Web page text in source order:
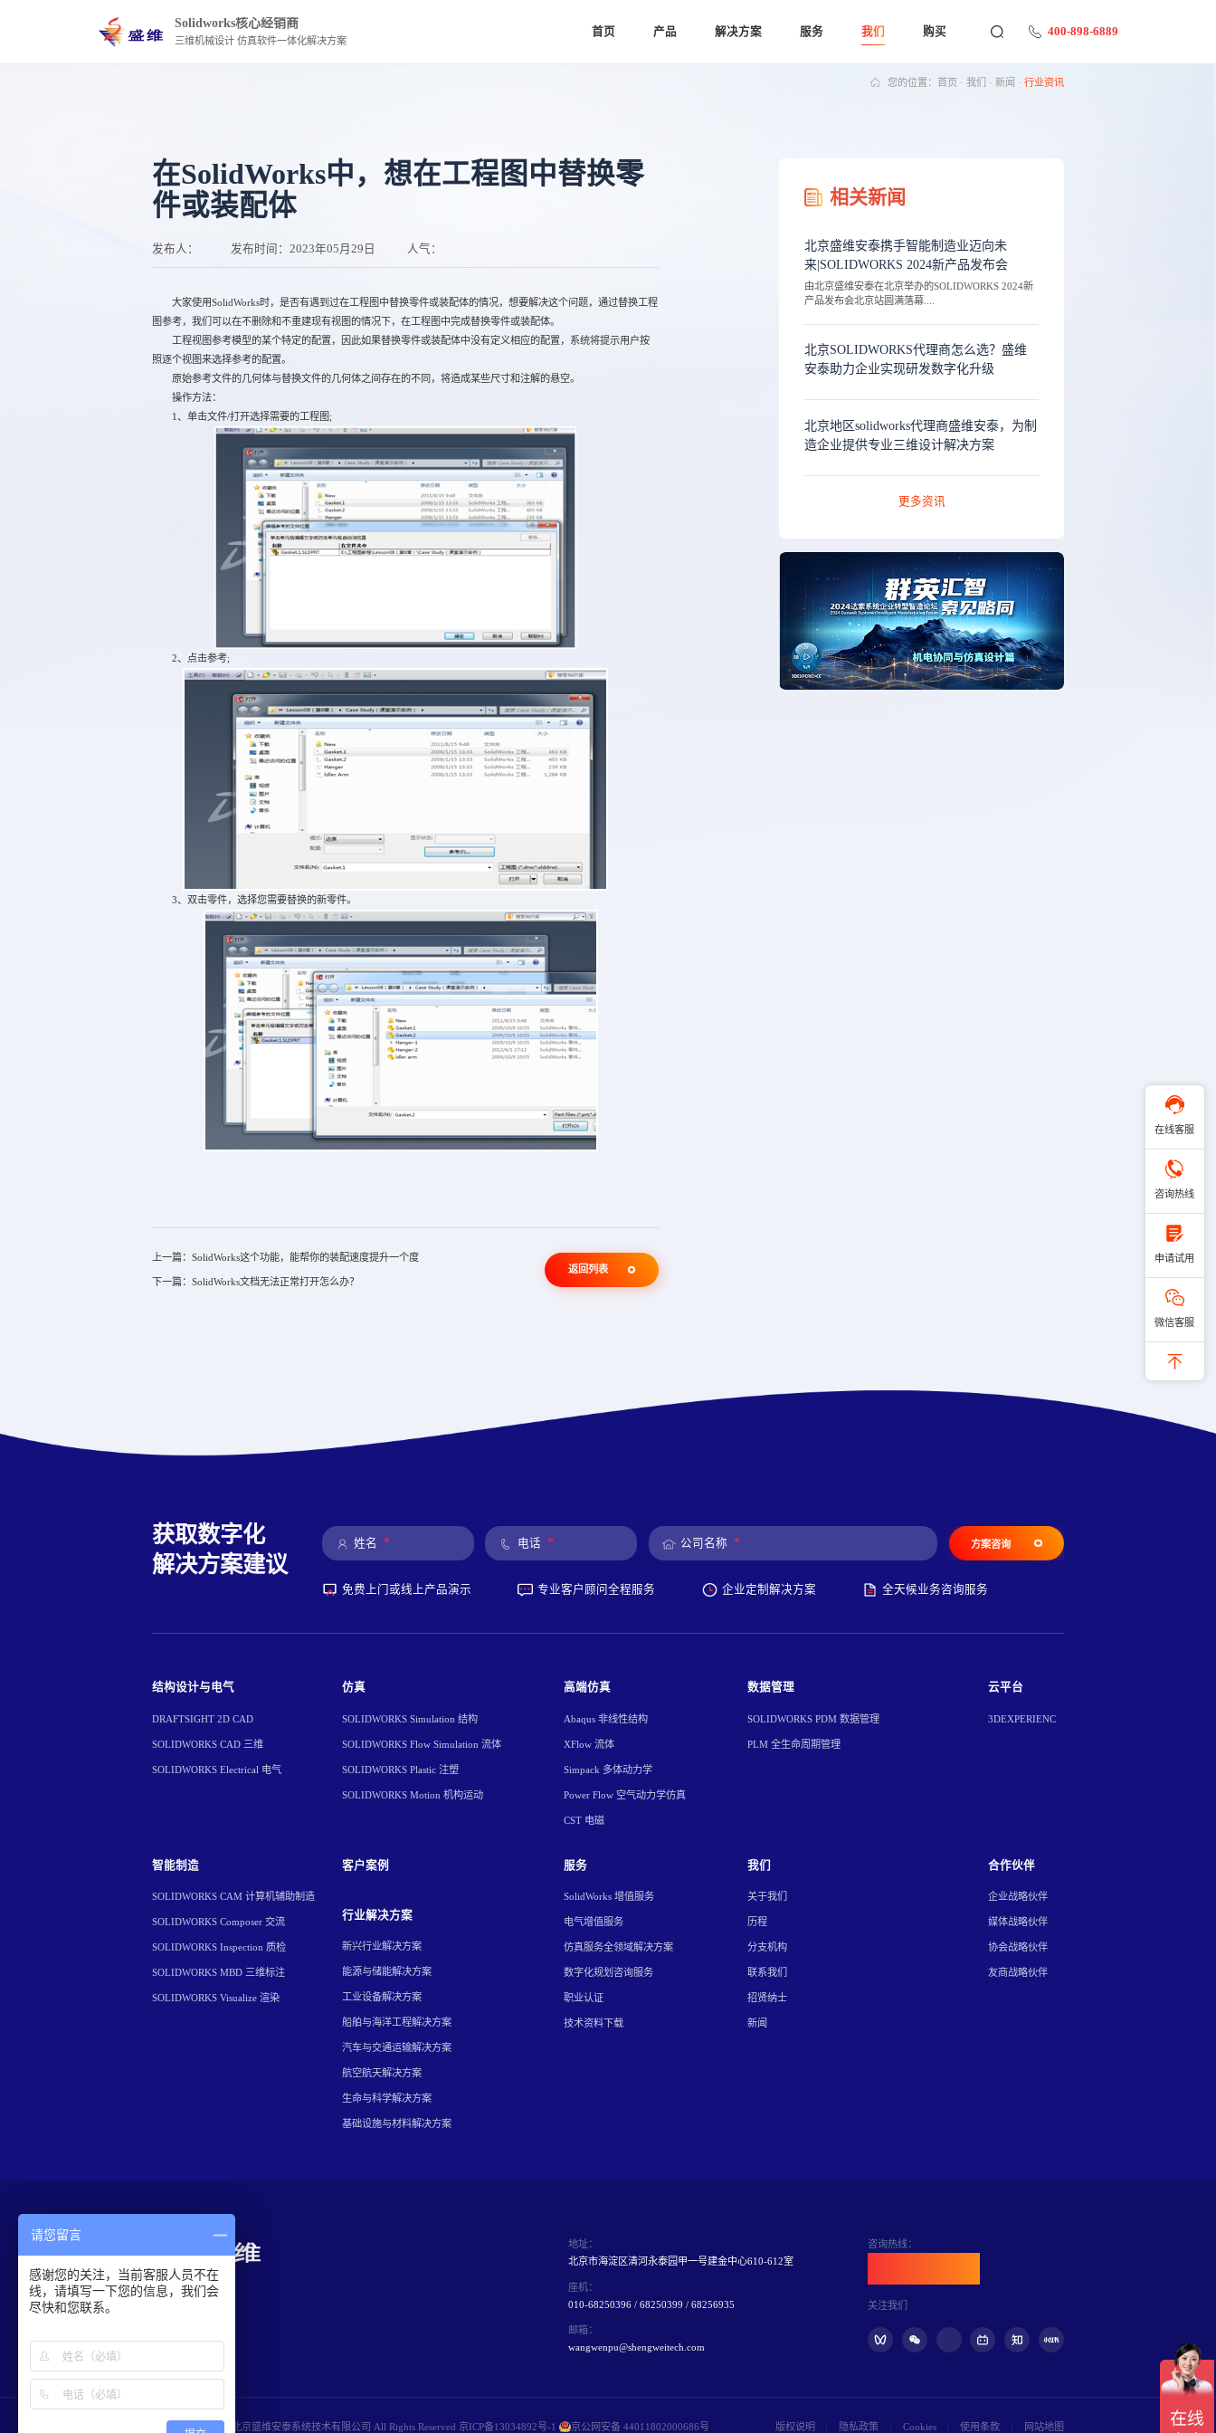
Solidworks核心经销商
三维机械设计 仿真软件一体化解决方案
首页 产品 解决方案 服务 我们 购买 400-898-6889
您的位置： 首页 · 我们 · 新闻 · 行业资讯
在SolidWorks中，想在工程图中替换零
件或装配体
发布人： 发布时间： 2023年05月29日 人气：
大家使用SolidWorks时，是否有遇到过在工程图中替换零件或装配体的情况，想要解决这个问题，通过替换工程
图参考，我们可以在不删除和不重建现有视图的情况下，在工程图中完成替换零件或装配体。
工程视图参考模型的某个特定的配置，因此如果替换零件或装配体中没有定义相应的配置，系统将提示用户按
照逐个视图来选择参考的配置。
原始参考文件的几何体与替换文件的几何体之间存在的不同，将造成某些尺寸和注解的悬空。
操作方法：
1、单击文件/打开选择需要的工程图;
2、点击参考;
3、双击零件，选择您需要替换的新零件。
上一篇：SolidWorks这个功能，能帮你的装配速度提升一个度
下一篇：SolidWorks文档无法正常打开怎么办？
返回列表
相关新闻
北京盛维安泰携手智能制造业迈向未
来|SOLIDWORKS 2024新产品发布会
由北京盛维安泰在北京举办的SOLIDWORKS 2024新
产品发布会北京站圆满落幕....
北京SOLIDWORKS代理商怎么选？盛维
安泰助力企业实现研发数字化升级
北京地区solidworks代理商盛维安泰，为制
造企业提供专业三维设计解决方案
更多资讯
获取数字化
解决方案建议
姓名 * 电话 * 公司名称 * 方案咨询
免费上门或线上产品演示 专业客户顾问全程服务 企业定制解决方案 全天候业务咨询服务
结构设计与电气
DRAFTSIGHT 2D CAD
SOLIDWORKS CAD 三维
SOLIDWORKS Electrical 电气
仿真
SOLIDWORKS Simulation 结构
SOLIDWORKS Flow Simulation 流体
SOLIDWORKS Plastic 注塑
SOLIDWORKS Motion 机构运动
高端仿真
Abaqus 非线性结构
XFlow 流体
Simpack 多体动力学
Power Flow 空气动力学仿真
CST 电磁
数据管理
SOLIDWORKS PDM 数据管理
PLM 全生命周期管理
云平台
3DEXPERIENC
智能制造
SOLIDWORKS CAM 计算机辅助制造
SOLIDWORKS Composer 交流
SOLIDWORKS Inspection 质检
SOLIDWORKS MBD 三维标注
SOLIDWORKS Visualize 渲染
客户案例
行业解决方案
新兴行业解决方案
能源与储能解决方案
工业设备解决方案
船舶与海洋工程解决方案
汽车与交通运输解决方案
航空航天解决方案
生命与科学解决方案
基础设施与材料解决方案
服务
SolidWorks 增值服务
电气增值服务
仿真服务全领域解决方案
数字化规划咨询服务
职业认证
技术资料下载
我们
关于我们
历程
分支机构
联系我们
招贤纳士
新闻
合作伙伴
企业战略伙伴
媒体战略伙伴
协会战略伙伴
友商战略伙伴
地址：
北京市海淀区清河永泰园甲一号建金中心610-612室
座机：
010-68250396 / 68250399 / 68256935
邮箱：
wangwenpu@shengweitech.com
咨询热线：
关注我们
版权说明 隐私政策 Cookies 使用条款 网站地图
© Copyright 2024 北京盛维安泰系统技术有限公司 All Rights Reserved 京ICP备13034892号-1 京公网安备 44011802000686号
在线客服
咨询热线
申请试用
微信客服
请您留言
感谢您的关注，当前客服人员不在
线，请填写一下您的信息，我们会
尽快和您联系。